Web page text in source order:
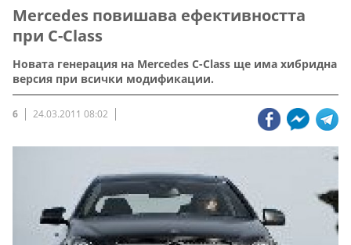
Mercedes повишава ефективността
при C-Class
Новата генерация на Mercedes C-Сlass ще има хибридна
версия при всички модификации.
6 24.03.2011 08:02